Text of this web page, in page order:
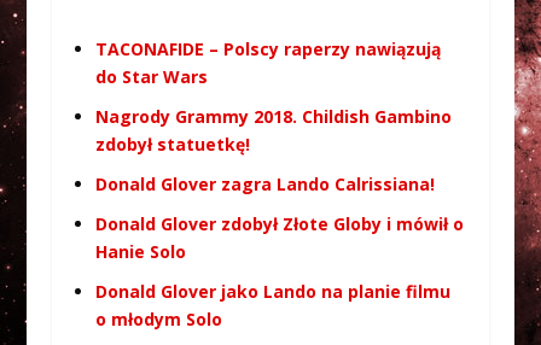
TACONAFIDE – Polscy raperzy nawiązują
do Star Wars
Nagrody Grammy 2018. Childish Gambino
zdobył statuetkę!
Donald Glover zagra Lando Calrissiana!
Donald Glover zdobył Złote Globy i mówił o
Hanie Solo
Donald Glover jako Lando na planie filmu
o młodym Solo